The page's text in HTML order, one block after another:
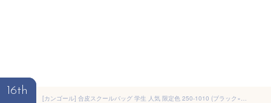
16th
[カンゴール] 合皮スクールバッグ 学生 人気 限定色 250-1010 (ブラック×レッド)